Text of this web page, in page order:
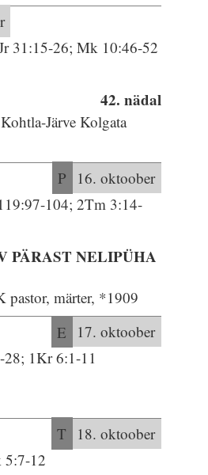
31:15-26; Mk 10:46-52
42. nädal
Järve Kolgata
P
16. oktoober
104; 2Tm 3:14-
PÄRAST NELIPÜHA
pastor, märter, *1909
E
17. oktoober
28; 1Kr 6:1-11
T
18. oktoober
5:7-12